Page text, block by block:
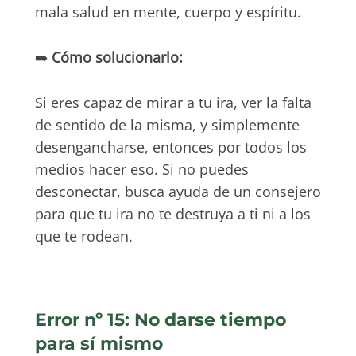
mala salud en mente, cuerpo y espíritu.
➡️ Cómo solucionarlo:
Si eres capaz de mirar a tu ira, ver la falta
de sentido de la misma, y simplemente
desengancharse, entonces por todos los
medios hacer eso. Si no puedes
desconectar, busca ayuda de un consejero
para que tu ira no te destruya a ti ni a los
que te rodean.
Error nº 15: No darse tiempo
para sí mismo